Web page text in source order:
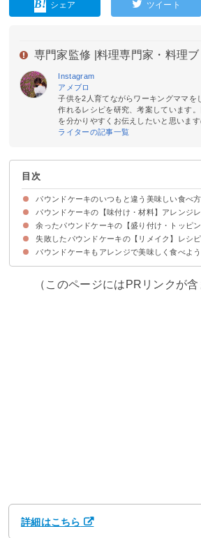
シェア ツイート
専門家監修 | 料理専門家・料理
Instagram
アメブロ
子供を2人育てながらワーキングママを
作れるレシピを研究、考案しています
を分かりやすくお伝えしたいと思います
ライターの記事一覧
目次
パウンドケーキのいつもと違う美味しい食べ
パウンドケーキの【味付け・材料】アレンジ
①ドライフルーツ
②サラダ油
③紅茶
④ココア
⑤抹茶
⑥レモン
⑦チョコ
⑧さつまいも
⑨ヨーグルト
⑩かき氷シロップ
⑪ゆず
⑫黒豆
⑬コーヒー
⑭あずき
⑮かぼちゃ
余ったパウンドケーキの【盛り付け・トッピ
①ごまの残り
②ジャム
③生クリームでおしゃれに盛り付け
④ヨーグルトソース
⑤グラズール
⑥アイスクリーム
失敗したパウンドケーキの【リメイク】レシピ
①ロリポップ
②カステラ風
③フレンチトースト風
④ラスク
パウンドケーキもアレンジで美味しく食べよう
（このページにはPRリンクが含
詳細はこちら